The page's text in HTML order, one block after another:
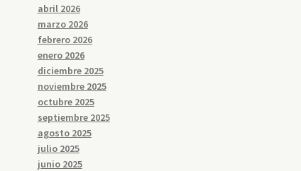
abril 2026
marzo 2026
febrero 2026
enero 2026
diciembre 2025
noviembre 2025
octubre 2025
septiembre 2025
agosto 2025
julio 2025
junio 2025